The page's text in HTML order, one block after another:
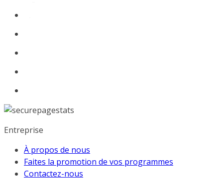
Entreprise
À propos de nous
Faites la promotion de vos programmes
Contactez-nous